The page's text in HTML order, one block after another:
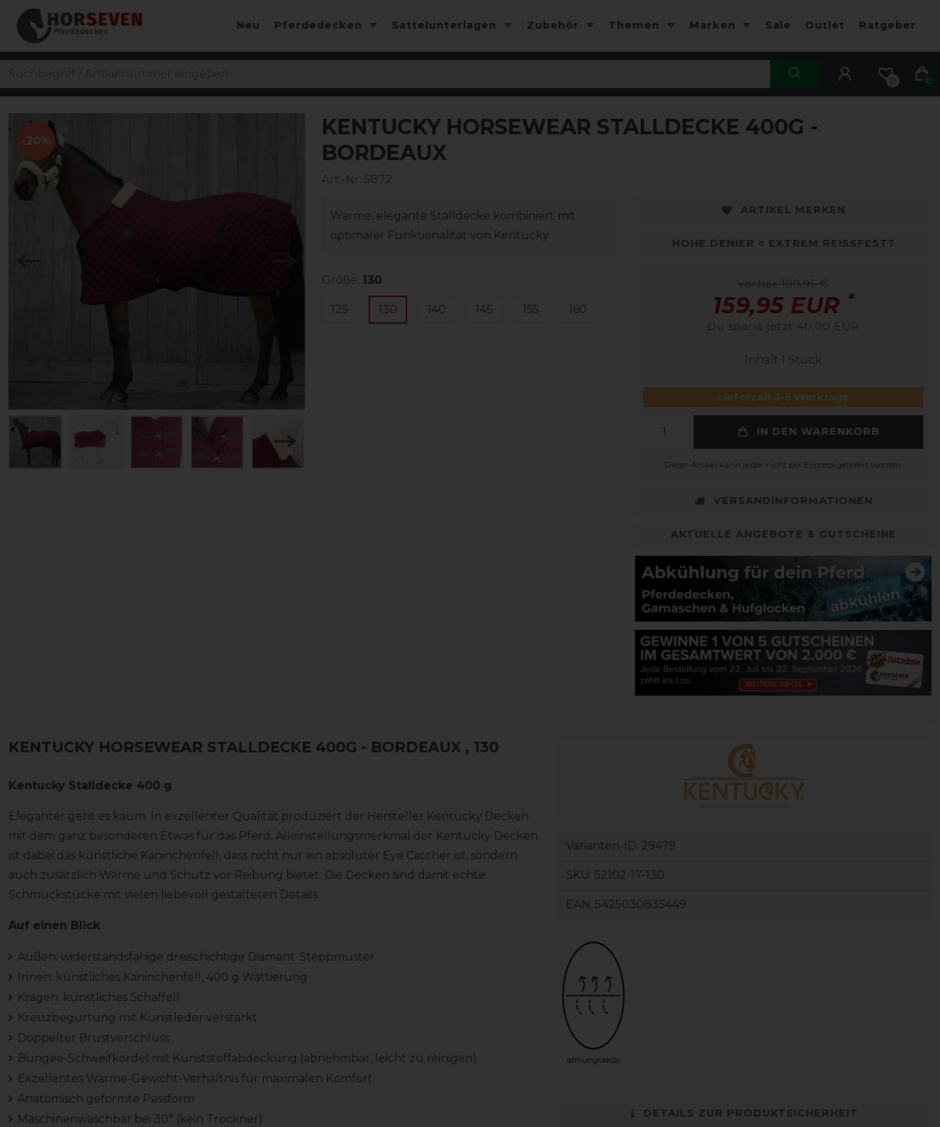
Neu Pferdedecken Sattelunterlagen Zubehör Themen Marken Sale Outlet Ratgeber
0 0
-20%
KENTUCKY HORSEWEAR STALLDECKE 400G -
BORDEAUX
Art.-Nr: 5872
Warme, elegante Stalldecke kombiniert mit
optimaler Funktionalität von Kentucky
Größe: 130
125 130 140 145 155 160
ARTIKEL MERKEN
HOHE DENIER = EXTREM REISSFEST?
vorher 199,95 €
159,95 EUR *
Du sparst jetzt 40,00 EUR
Inhalt 1 Stück
Lieferzeit 3-5 Werktage
IN DEN WARENKORB
Dieser Artikel kann leider nicht per Express geliefert werden.
VERSANDINFORMATIONEN
AKTUELLE ANGEBOTE & GUTSCHEINE
KENTUCKY HORSEWEAR STALLDECKE 400G - BORDEAUX , 130
Kentucky Stalldecke 400 g
Eleganter geht es kaum. In exzellenter Qualität produziert der Hersteller Kentucky Decken
mit dem ganz besonderen Etwas für das Pferd. Alleinstellungsmerkmal der Kentucky Decken
ist dabei das künstliche Kaninchenfell, dass nicht nur ein absoluter Eye Catcher ist, sondern
auch zusätzlich Wärme und Schutz vor Reibung bietet. Die Decken sind damit echte
Schmuckstücke mit vielen liebevoll gestalteten Details.
Auf einen Blick
Außen: widerstandsfähige dreischichtige Diamant-Steppmuster
Innen: künstliches Kaninchenfell, 400 g Wattierung
Kragen: künstliches Schaffell
Kreuzbegurtung mit Kunstleder verstärkt
Doppelter Brustverschluss
Bungee-Schweifkordel mit Kunststoffabdeckung (abnehmbar, leicht zu reinigen)
Exzellentes Wärme-Gewicht-Verhältnis für maximalen Komfort
Anatomisch geformte Passform
Maschinenwaschbar bei 30° (kein Trockner)
Varianten-ID: 29479
SKU: 52102-17-130
EAN: 5425030835449
atmungsaktiv
DETAILS ZUR PRODUKTSICHERHEIT